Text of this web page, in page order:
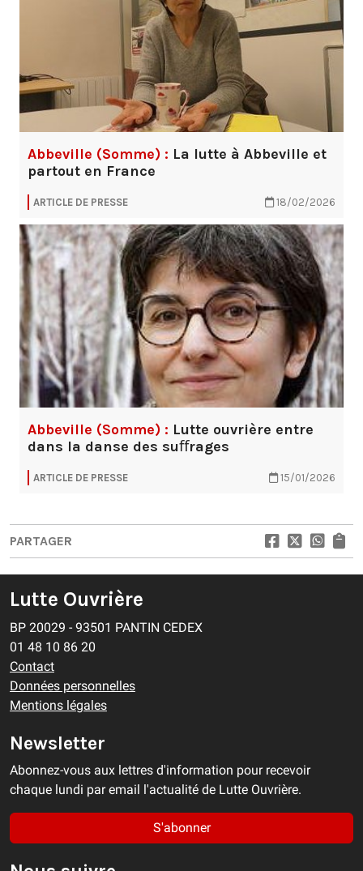
Abbeville (Somme) : La lutte à Abbeville et
partout en France
ARTICLE DE PRESSE 18/02/2026
Abbeville (Somme) : Lutte ouvrière entre
dans la danse des suﬀrages
ARTICLE DE PRESSE 15/01/2026
PARTAGER
Lutte Ouvrière
BP 20029 - 93501 PANTIN CEDEX
01 48 10 86 20
Contact
Données personnelles
Mentions légales
Newsletter
Abonnez-vous aux lettres d'information pour recevoir
chaque lundi par email l'actualité de Lutte Ouvrière.
S'abonner